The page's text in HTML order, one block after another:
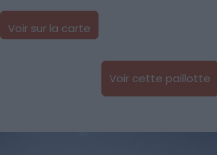
Voir sur la carte
Voir cette paillotte